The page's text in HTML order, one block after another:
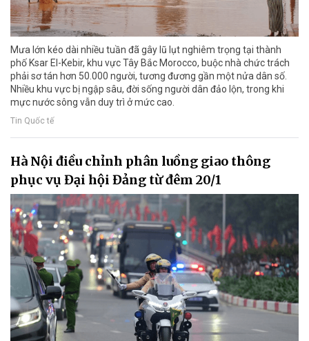
Mưa lớn kéo dài nhiều tuần đã gây lũ lụt nghiêm trọng tại thành
phố Ksar El-Kebir, khu vực Tây Bắc Morocco, buộc nhà chức trách
phải sơ tán hơn 50.000 người, tương đương gần một nửa dân số.
Nhiều khu vực bị ngập sâu, đời sống người dân đảo lộn, trong khi
mực nước sông vẫn duy trì ở mức cao.
Tin Quốc tế
Hà Nội điều chỉnh phân luồng giao thông
phục vụ Đại hội Đảng từ đêm 20/1